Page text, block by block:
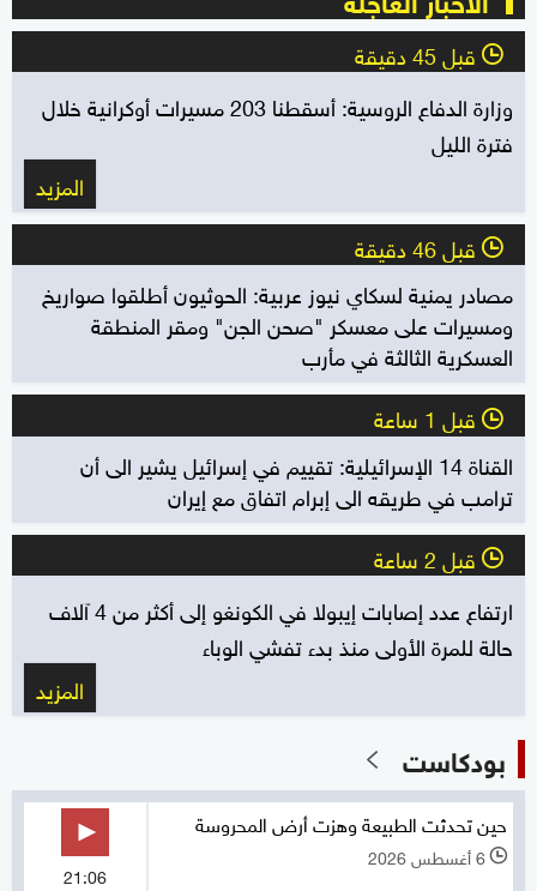
l قبل 45 دقيقة
وزارة الدفاع الروسية: أسقطنا 203 مسيرات أوكرانية خلال
فترة الليل
المزيد
l قبل 46 دقيقة
مصادر يمنية لسكاي نيوز عربية: الحوثيون أطلقوا صواريخ
ومسيرات على معسكر "صحن الجن" ومقر المنطقة
العسكرية الثالثة في مأرب
l قبل 1 ساعة
القناة 14 الإسرائيلية: تقييم في إسرائيل يشير الى أن
ترامب في طريقه الى إبرام اتفاق مع إيران
l قبل 2 ساعة
ارتفاع عدد إصابات إيبولا في الكونغو إلى أكثر من 4 آلاف
حالة للمرة الأولى منذ بدء تفشي الوباء
المزيد
بودكاست
حين تحدثت الطبيعة وهزت أرض المحروسة
l 6 أغسطس 2026
21:06